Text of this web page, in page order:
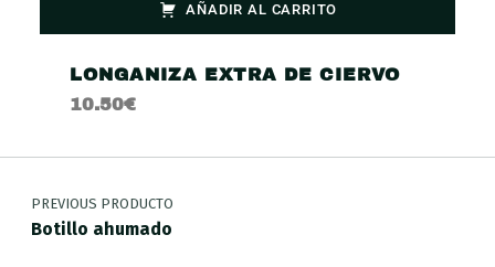
AÑADIR AL CARRITO
LONGANIZA EXTRA DE CIERVO
10.50€
PREVIOUS PRODUCTO
Botillo ahumado